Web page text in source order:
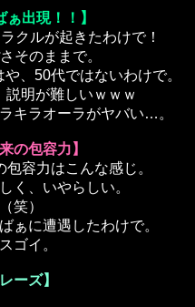
ぁ出現！！】
クルが起きたわけで！
そのままで。
、50代ではないわけで。
明が難しいｗｗｗ
キラオーラがヤバい…。
の包容力】
容力はこんな感じ。
く、いやらしい。
笑）
ぁに遭遇したわけで。
ゴイ。
ーズ】